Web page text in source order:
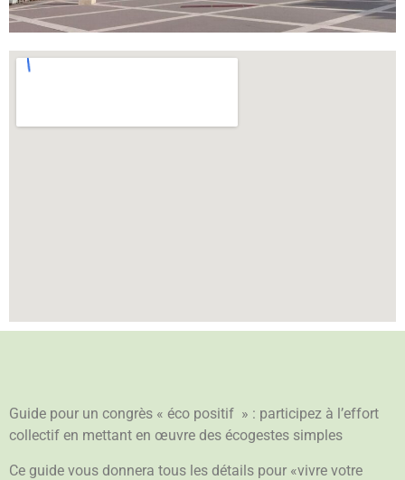
Guide pour un congrès « éco positif » : participez à l’effort
collectif en mettant en œuvre des écogestes simples
Ce guide vous donnera tous les détails pour «vivre votre